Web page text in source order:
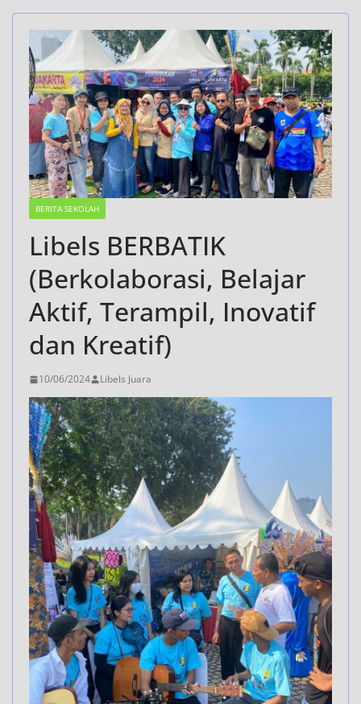
BERITA SEKOLAH
Libels BERBATIK
(Berkolaborasi, Belajar
Aktif, Terampil, Inovatif
dan Kreatif)
10/06/2024 Libels Juara